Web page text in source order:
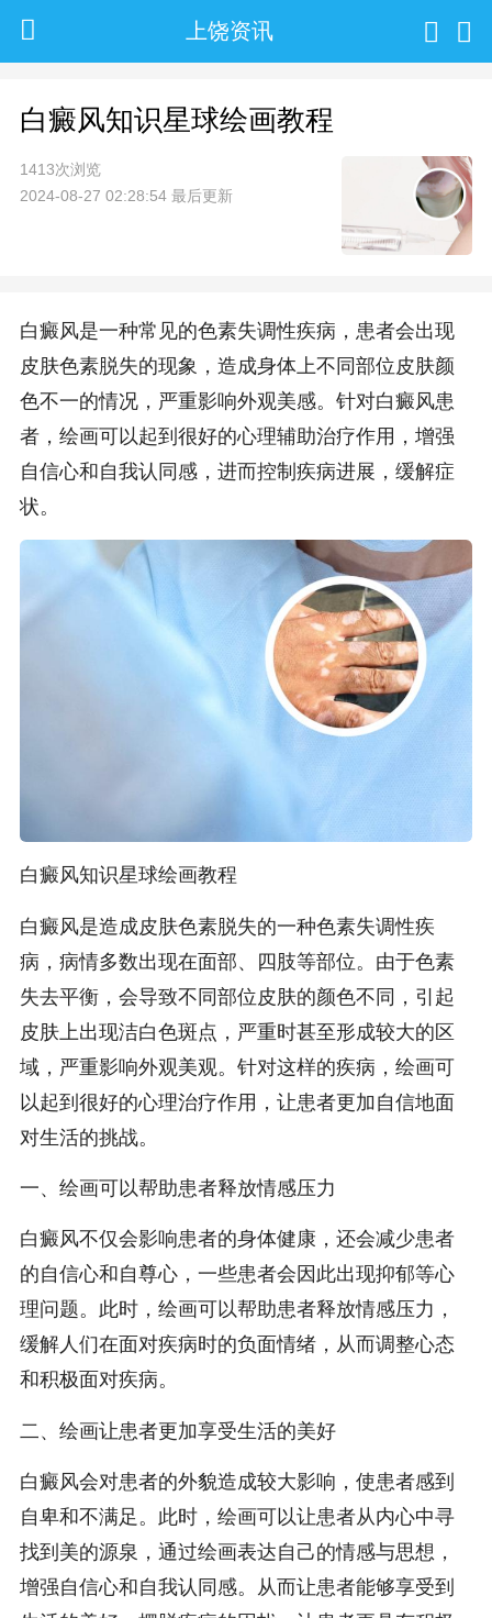
上饶资讯
白癜风知识星球绘画教程
1413次浏览
2024-08-27 02:28:54 最后更新
白癜风是一种常见的色素失调性疾病，患者会出现
皮肤色素脱失的现象，造成身体上不同部位皮肤颜
色不一的情况，严重影响外观美感。针对白癜风患
者，绘画可以起到很好的心理辅助治疗作用，增强
自信心和自我认同感，进而控制疾病进展，缓解症
状。
白癜风知识星球绘画教程
白癜风是造成皮肤色素脱失的一种色素失调性疾
病，病情多数出现在面部、四肢等部位。由于色素
失去平衡，会导致不同部位皮肤的颜色不同，引起
皮肤上出现洁白色斑点，严重时甚至形成较大的区
域，严重影响外观美观。针对这样的疾病，绘画可
以起到很好的心理治疗作用，让患者更加自信地面
对生活的挑战。
一、绘画可以帮助患者释放情感压力
白癜风不仅会影响患者的身体健康，还会减少患者
的自信心和自尊心，一些患者会因此出现抑郁等心
理问题。此时，绘画可以帮助患者释放情感压力，
缓解人们在面对疾病时的负面情绪，从而调整心态
和积极面对疾病。
二、绘画让患者更加享受生活的美好
白癜风会对患者的外貌造成较大影响，使患者感到
自卑和不满足。此时，绘画可以让患者从内心中寻
找到美的源泉，通过绘画表达自己的情感与思想，
增强自信心和自我认同感。从而让患者能够享受到